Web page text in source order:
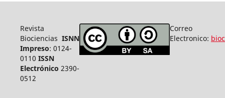
Revista
Biociencias ISNN
Impreso: 0124-
0110 ISSN
Electrónico 2390-
0512
Correo
Electronico: